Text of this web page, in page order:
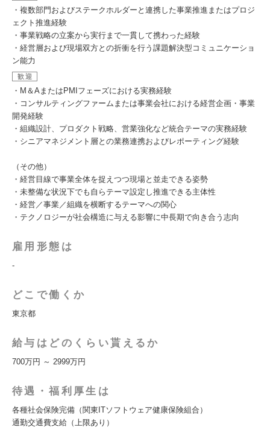
・複数部門およびステークホルダーと連携した事業推進またはプロジ
ェクト推進経験
・事業戦略の立案から実行まで一貫して携わった経験
・経営層および現場双方との折衝を行う課題解決型コミュニケーショ
ン能力
歓迎
・M＆AまたはPMIフェーズにおける実務経験
・コンサルティングファームまたは事業会社における経営企画・事業
開発経験
・組織設計、プロダクト戦略、営業強化など統合テーマの実務経験
・シニアマネジメント層との業務連携およびレポーティング経験
（その他）
・経営目線で事業全体を捉えつつ現場と並走できる姿勢
・未整備な状況下でも自らテーマ設定し推進できる主体性
・経営／事業／組織を横断するテーマへの関心
・テクノロジーが社会構造に与える影響に中長期で向き合う志向
雇用形態は
-
どこで働くか
東京都
給与はどのくらい貰えるか
700万円 ～ 2999万円
待遇・福利厚生は
各種社会保険完備（関東ITソフトウェア健康保険組合）
通勤交通費支給（上限あり）